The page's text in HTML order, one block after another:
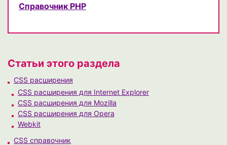
Справочник PHP
Статьи этого раздела
CSS расширения
CSS расширения для Internet Explorer
CSS расширения для Mozilla
CSS расширения для Opera
Webkit
CSS справочник